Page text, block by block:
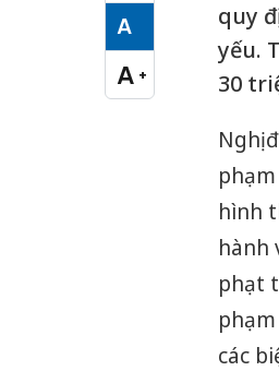
A
Cỡ chữ vừa
A +
Cỡ chữ lớn
quy
yếu.
30
Nghị
hình
hành
phạt
các